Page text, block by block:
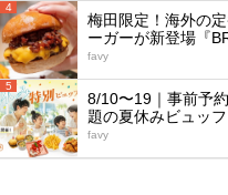
4
梅田限定！海外の
ーガーが新登場『
favy
5
8/10〜19｜事前予
題の夏休みビュッ
favy